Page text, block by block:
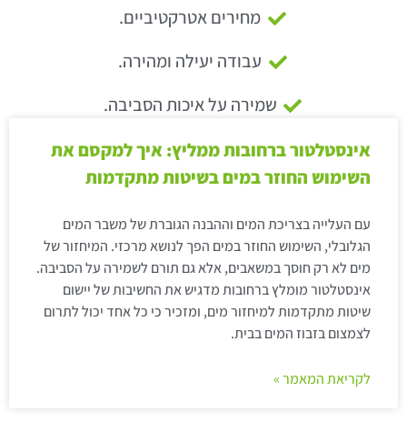
מחירים אטרקטיביים.
עבודה יעילה ומהירה.
שמירה על איכות הסביבה.
אינסטלטור ברחובות ממליץ: איך למקסם את
השימוש החוזר במים בשיטות מתקדמות
עם העלייה בצריכת המים וההבנה הגוברת של משבר המים
הגלובלי, השימוש החוזר במים הפך לנושא מרכזי. המיחזור של
מים לא רק חוסך במשאבים, אלא גם תורם לשמירה על הסביבה.
אינסטלטור מומלץ ברחובות מדגיש את החשיבות של יישום
שיטות מתקדמות למיחזור מים, ומזכיר כי כל אחד יכול לתרום
לצמצום בזבוז המים בבית.
לקריאת המאמר »